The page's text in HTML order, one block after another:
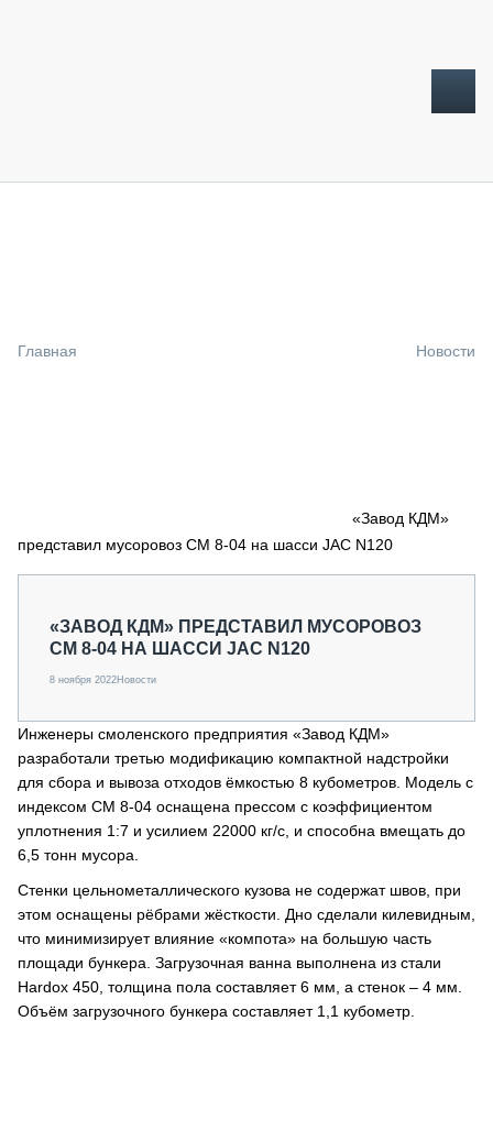
СПЕЦПРОЕКТЫ
О ПРОЕКТЕ
Главная Новости
«Завод КДМ»
представил мусоровоз СМ 8-04 на шасси JAC N120
«ЗАВОД КДМ» ПРЕДСТАВИЛ МУСОРОВОЗ
СМ 8-04 НА ШАССИ JAC N120
8 ноября 2022Новости
Инженеры смоленского предприятия «Завод КДМ»
разработали третью модификацию компактной надстройки
для сбора и вывоза отходов ёмкостью 8 кубометров. Модель с
индексом СМ 8-04 оснащена прессом с коэффициентом
уплотнения 1:7 и усилием 22000 кг/с, и способна вмещать до
6,5 тонн мусора.
Стенки цельнометаллического кузова не содержат швов, при
этом оснащены рёбрами жёсткости. Дно сделали килевидным,
что минимизирует влияние «компота» на большую часть
площади бункера. Загрузочная ванна выполнена из стали
Hardox 450, толщина пола составляет 6 мм, а стенок – 4 мм.
Объём загрузочного бункера составляет 1,1 кубометр.